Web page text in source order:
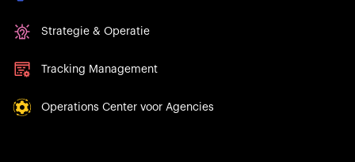
Strategie & Operatie
Tracking Management
Operations Center voor Agencies